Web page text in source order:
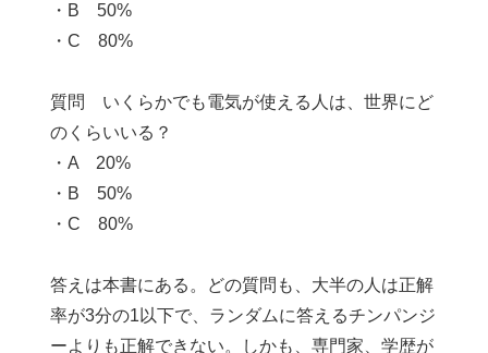
・B 50%
・C 80%
質問 いくらかでも電気が使える人は、世界にど
のくらいいる？
・A 20%
・B 50%
・C 80%
答えは本書にある。どの質問も、大半の人は正解
率が3分の1以下で、ランダムに答えるチンパンジ
ーよりも正解できない。しかも、専門家、学歴が